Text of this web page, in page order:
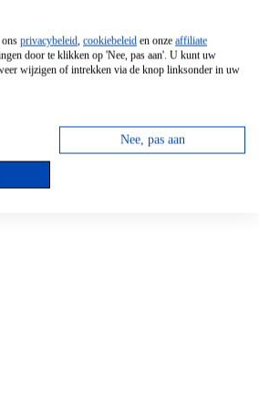
Kookplaat
privacybeleid, cookiebeleid en onze affiliate
door te klikken op 'Nee, pas aan'. U kunt uw
wijzigen of intrekken via de knop linksonder in uw
Nee, pas aan